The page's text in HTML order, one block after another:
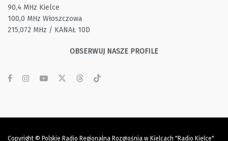
90,4 MHz Kielce
100,0 MHz Włoszczowa
215,072 MHz / KANAŁ 10D
OBSERWUJ NASZE PROFILE
Copyright © Polskie Radio Regionalna Rozgłośnia w Kielcach "Radio Kielce"